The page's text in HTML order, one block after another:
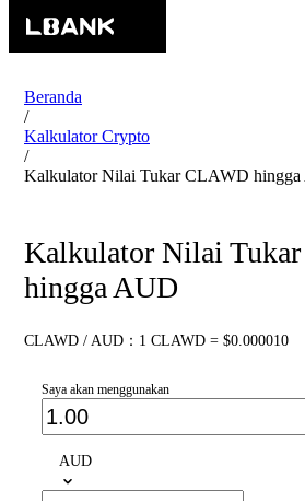
Beranda
/
Kalkulator Crypto
/
Kalkulator Nilai Tukar CLAWD
Kalkulator Nilai
hingga AUD
CLAWD / AUD：1 CLAWD = $0.000010
Saya akan menggunakan
AUD